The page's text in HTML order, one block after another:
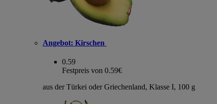
Angebot: Kirschen
0.59
Festpreis von 0.59€
aus der Türkei oder Griechenland, Klasse I, 100 g